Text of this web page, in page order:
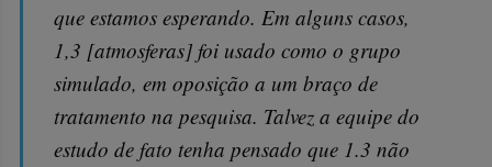
que estamos esperando. Em alguns casos,
1,3 [atmosferas] foi usado como o grupo
simulado, em oposição a um braço de
tratamento na pesquisa. Talvez a equipe do
estudo de fato tenha pensado que 1.3 não